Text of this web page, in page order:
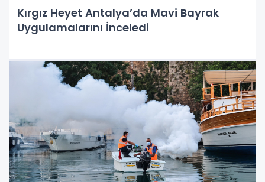
Kırgız Heyet Antalya’da Mavi Bayrak
Uygulamalarını İnceledi